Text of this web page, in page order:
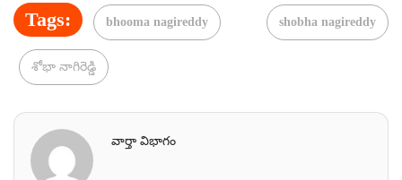
Tags: bhooma nagireddy shobha nagireddy
శోభా నాగిరెడ్డి
వార్తా విభాగం